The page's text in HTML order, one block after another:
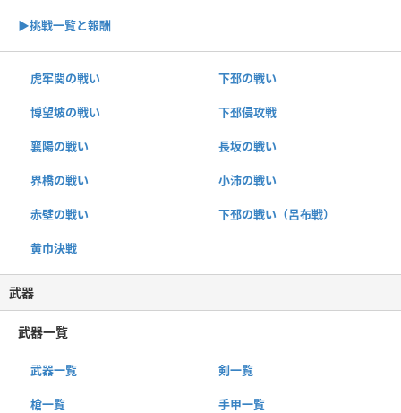
▶︎挑戦一覧と報酬
虎牢関の戦い 下邳の戦い
博望坡の戦い 下邳侵攻戦
襄陽の戦い 長坂の戦い
界橋の戦い 小沛の戦い
赤壁の戦い 下邳の戦い（呂布戦）
黄巾決戦
武器
武器一覧
武器一覧 剣一覧
槍一覧 手甲一覧